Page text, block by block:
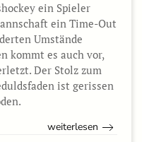
ein Spieler
ein Time-Out
Umstände
kommt es auch vor,
Der Stolz zum
ist gerissen
weiterlesen